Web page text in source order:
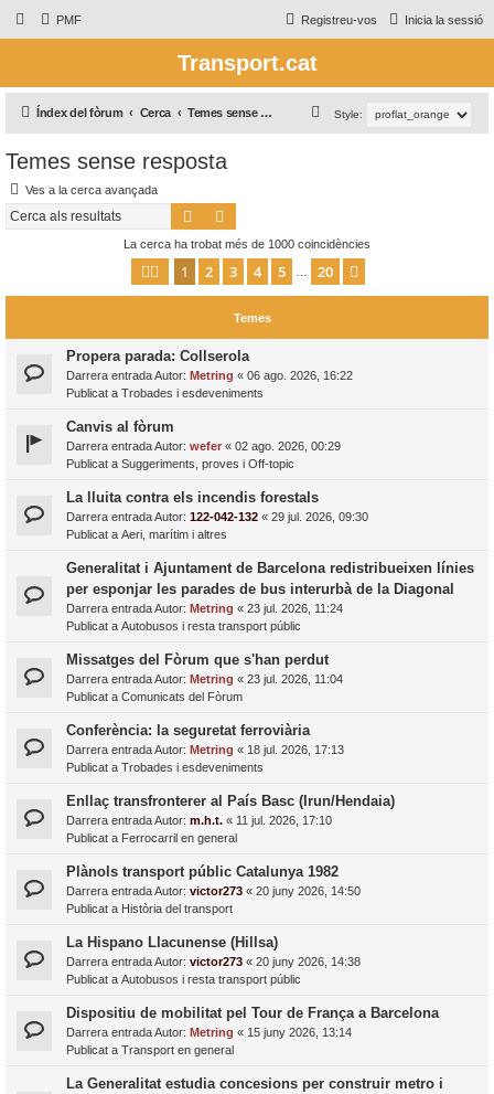
PMF Inicia la sessió
Registreu-vos
Transport.cat
Índex del fòrum Cerca Temes sense resposta Style:
e
Temes sense resposta
Ves a la cerca avançada
Cerca
La cerca ha trobat més de 1000 coincidències
Pàgina de 20
1 2 3 4 5 20
Temes
Propera parada: Collserola
Darrera entrada Autor: Metring « 06 ago. 2026, 16:22
Publicat a Trobades i esdeveniments
Canvis al fòrum
Darrera entrada Autor: wefer « 02 ago. 2026, 00:29
Publicat a Suggeriments, proves i Off-topic
La lluita contra els incendis forestals
Darrera entrada Autor: 122-042-132 « 29 jul. 2026, 09:30
Publicat a Aeri, marítim i altres
Generalitat i Ajuntament de Barcelona redistribueixen línies
per esponjar les parades de bus interurbà de la Diagonal
Darrera entrada Autor: Metring « 23 jul. 2026, 11:24
Publicat a Autobusos i resta transport públic
Missatges del Fòrum que s'han perdut
Darrera entrada Autor: Metring « 23 jul. 2026, 11:04
Publicat a Comunicats del Fòrum
Conferència: la seguretat ferroviària
Darrera entrada Autor: Metring « 18 jul. 2026, 17:13
Publicat a Trobades i esdeveniments
Enllaç transfronterer al País Basc (Irun/Hendaia)
Darrera entrada Autor: m.h.t. « 11 jul. 2026, 17:10
Publicat a Ferrocarril en general
Plànols transport públic Catalunya 1982
Darrera entrada Autor: victor273 « 20 juny 2026, 14:50
Publicat a Història del transport
La Hispano Llacunense (Hillsa)
Darrera entrada Autor: victor273 « 20 juny 2026, 14:38
Publicat a Autobusos i resta transport públic
Dispositiu de mobilitat pel Tour de França a Barcelona
Darrera entrada Autor: Metring « 15 juny 2026, 13:14
Publicat a Transport en general
La Generalitat estudia concesions per construir metro i